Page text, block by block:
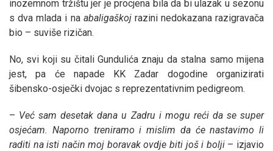
inozemnom tržištu jer je procjena bila da bi ulazak u sezonu
s dva mlada i na abaligaškojrazini nedokazana razigravača
bio – suviše rizičan.
No, svi koji su čitali Gundulića znaju da stalna samo mijena
jest, pa će napade KK Zadar dogodine organizirati
šibensko-osječki dvojac s reprezentativnim pedigreom.
– Već sam desetak dana u Zadru i mogu reći da se super
osjećam. Naporno treniramo i mislim da će nastavimo li
raditi na isti način moj boravak ovdje biti još i bolji– izjavio